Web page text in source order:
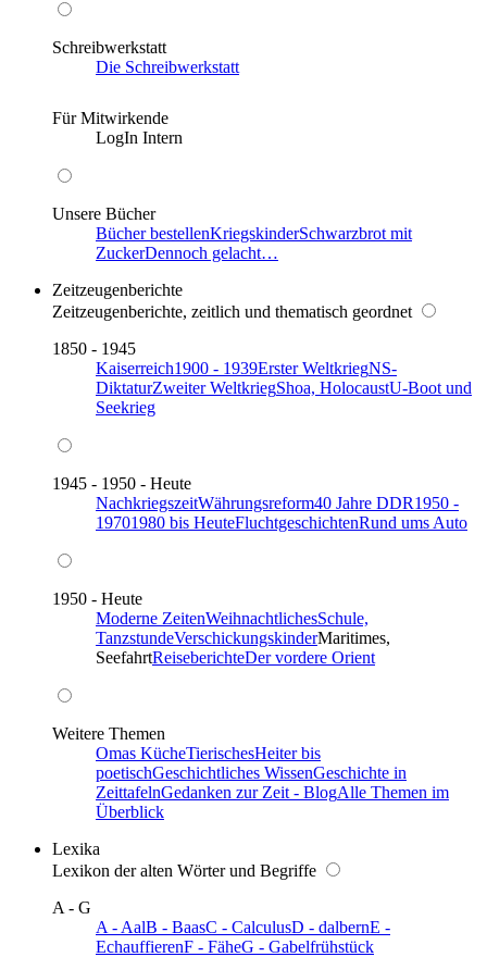
Schreibwerkstatt
Die Schreibwerkstatt
Für Mitwirkende
LogIn Intern
Unsere Bücher
Bücher bestellenKriegskinderSchwarzbrot mit
ZuckerDennoch gelacht…
Zeitzeugenberichte
Zeitzeugenberichte, zeitlich und thematisch geordnet
1850 - 1945
Kaiserreich1900 - 1939Erster WeltkriegNS-
DiktaturZweiter WeltkriegShoa, HolocaustU-Boot und
Seekrieg
1945 - 1950 - Heute
NachkriegszeitWährungsreform40 Jahre DDR1950 -
19701980 bis HeuteFluchtgeschichtenRund ums Auto
1950 - Heute
Moderne ZeitenWeihnachtlichesSchule,
TanzstundeVerschickungskinderMaritimes,
SeefahrtReiseberichteDer vordere Orient
Weitere Themen
Omas KücheTierischesHeiter bis
poetischGeschichtliches WissenGeschichte in
ZeittafelnGedanken zur Zeit - BlogAlle Themen im
Überblick
Lexika
Lexikon der alten Wörter und Begriffe
A - G
A - AalB - BaasC - CalculusD - dalbernE -
EchauffierenF - FäheG - Gabelfrühstück